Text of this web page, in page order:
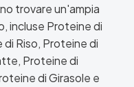
trovare un'ampia
incluse Proteine di
Riso, Proteine di
Proteine di
di Girasole e